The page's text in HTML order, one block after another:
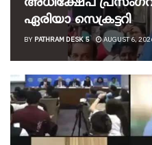
ഏരിയാ സെക്രട്ടറി
BY PATHRAM DESK 5 AUGUST 6,